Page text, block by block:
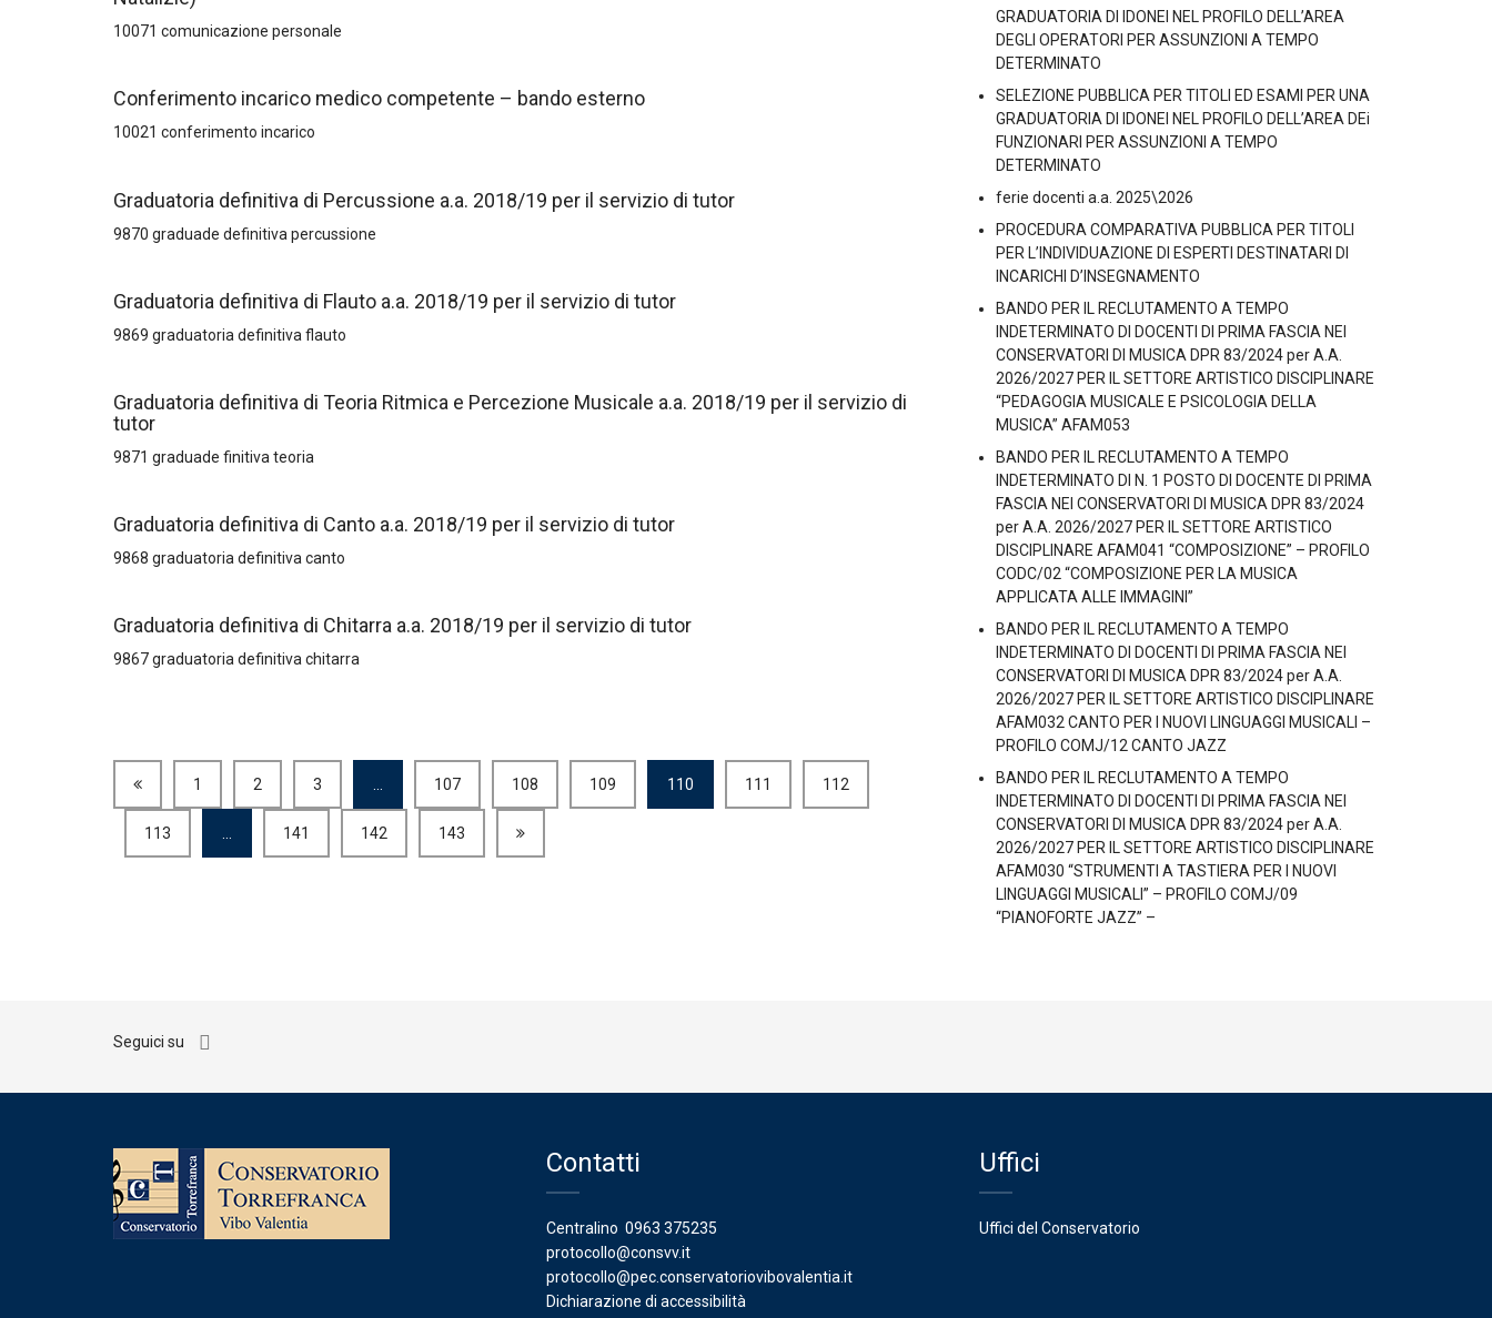
10071 comunicazione personale
Conferimento incarico medico competente – bando esterno
10021 conferimento incarico
Graduatoria definitiva di Percussione a.a. 2018/19 per il servizio di tutor
9870 graduade definitiva percussione
Graduatoria definitiva di Flauto a.a. 2018/19 per il servizio di tutor
9869 graduatoria definitiva flauto
Graduatoria definitiva di Teoria Ritmica e Percezione Musicale a.a. 2018/19 per il servizio di
tutor
9871 graduade finitiva teoria
Graduatoria definitiva di Canto a.a. 2018/19 per il servizio di tutor
9868 graduatoria definitiva canto
Graduatoria definitiva di Chitarra a.a. 2018/19 per il servizio di tutor
9867 graduatoria definitiva chitarra
1 2 3 107 108 109 110 111 112
113 141 142 143
GRADUATORIA DI IDONEI NEL PROFILO DELL’AREA
DEGLI OPERATORI PER ASSUNZIONI A TEMPO
DETERMINATO
SELEZIONE PUBBLICA PER TITOLI ED ESAMI PER UNA
GRADUATORIA DI IDONEI NEL PROFILO DELL’AREA DEi
FUNZIONARI PER ASSUNZIONI A TEMPO
DETERMINATO
ferie docenti a.a. 2025\2026
PROCEDURA COMPARATIVA PUBBLICA PER TITOLI
PER L’INDIVIDUAZIONE DI ESPERTI DESTINATARI DI
INCARICHI D’INSEGNAMENTO
BANDO PER IL RECLUTAMENTO A TEMPO
INDETERMINATO DI DOCENTI DI PRIMA FASCIA NEI
CONSERVATORI DI MUSICA DPR 83/2024 per A.A.
2026/2027 PER IL SETTORE ARTISTICO DISCIPLINARE
“PEDAGOGIA MUSICALE E PSICOLOGIA DELLA
MUSICA” AFAM053
BANDO PER IL RECLUTAMENTO A TEMPO
INDETERMINATO DI N. 1 POSTO DI DOCENTE DI PRIMA
FASCIA NEI CONSERVATORI DI MUSICA DPR 83/2024
per A.A. 2026/2027 PER IL SETTORE ARTISTICO
DISCIPLINARE AFAM041 “COMPOSIZIONE” – PROFILO
CODC/02 “COMPOSIZIONE PER LA MUSICA
APPLICATA ALLE IMMAGINI”
BANDO PER IL RECLUTAMENTO A TEMPO
INDETERMINATO DI DOCENTI DI PRIMA FASCIA NEI
CONSERVATORI DI MUSICA DPR 83/2024 per A.A.
2026/2027 PER IL SETTORE ARTISTICO DISCIPLINARE
AFAM032 CANTO PER I NUOVI LINGUAGGI MUSICALI –
PROFILO COMJ/12 CANTO JAZZ
BANDO PER IL RECLUTAMENTO A TEMPO
INDETERMINATO DI DOCENTI DI PRIMA FASCIA NEI
CONSERVATORI DI MUSICA DPR 83/2024 per A.A.
2026/2027 PER IL SETTORE ARTISTICO DISCIPLINARE
AFAM030 “STRUMENTI A TASTIERA PER I NUOVI
LINGUAGGI MUSICALI” – PROFILO COMJ/09
“PIANOFORTE JAZZ” –
Seguici su
Contatti
Centralino 0963 375235
protocollo@consvv.it
protocollo@pec.conservatoriovibovalentia.it
Dichiarazione di accessibilità
Uffici
Uffici del Conservatorio